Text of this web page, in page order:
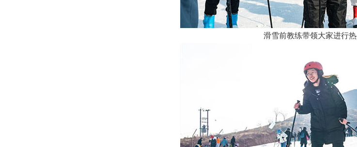
滑雪前教练带领大家进行热